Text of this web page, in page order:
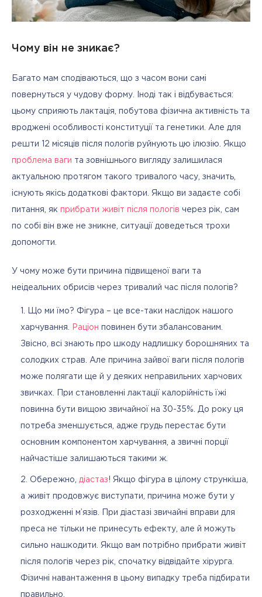
Чому він не зникає?
Багато мам сподіваються, що з часом вони самі
повернуться у чудову форму. Іноді так і відбувається:
цьому сприяють лактація, побутова фізична активність та
вроджені особливості конституції та генетики. Але для
проблема ваги та зовнішнього вигляду залишилася
актуальною протягом такого тривалого часу, значить,
існують якісь додаткові фактори. Якщо ви задаєте собі
питання, як прибрати живіт після пологів через рік, сам
по собі він вже не зникне, ситуації доведеться трохи
допомогти.
У чому може бути причина підвищеної ваги та
неідеальних обрисів через тривалий час після пологів?
Що ми їмо? Фігура – це все-таки наслідок нашого
харчування. Раціон повинен бути збалансованим.
Звісно, всі знають про шкоду надлишку борошняних та
солодких страв. Але причина зайвої ваги після пологів
може полягати ще й у деяких неправильних харчових
звичках. При становленні лактації калорійність їжі
повинна бути вищою звичайної на 30-35%. До року ця
потреба зменшується, адже грудь перестає бути
основним компонентом харчування, а звичні порції
найчастіше залишаються такими ж.
Обережно, діастаз! Якщо фігура в цілому стрункіша,
а живіт продовжує виступати, причина може бути у
розходженні м’язів. При діастазі звичайні вправи для
преса не тільки не принесуть ефекту, але й можуть
сильно нашкодити. Якщо вам потрібно прибрати живіт
після пологів через рік, спочатку відвідайте хірурга.
Фізичні навантаження в цьому випадку треба підбирати
правильно.